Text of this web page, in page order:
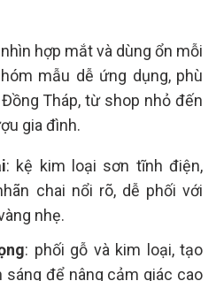
hợp mắt và dùng ổn mỗi
mẫu dễ ứng dụng, phù
Tháp, từ shop nhỏ đến
gia đình.
: kệ kim loại sơn tĩnh điện,
chai nổi rõ, dễ phối với
nhẹ.
: phối gỗ và kim loại, tạo
sáng để nâng cảm giác cao